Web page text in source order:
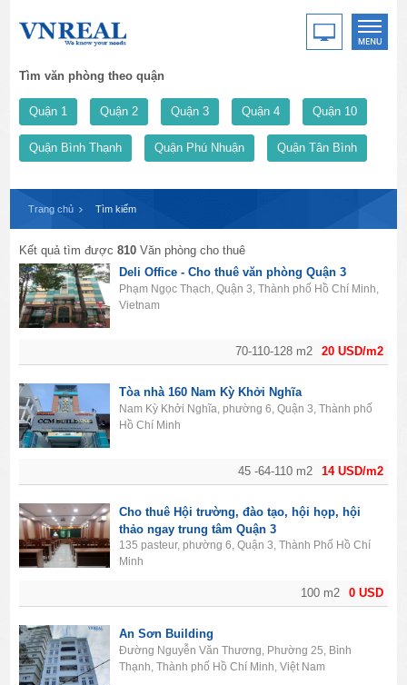
Tìm văn phòng theo quận
Quận 1 Quận 2 Quận 3 Quận 4 Quận 10
Quận Bình Thạnh Quận Phú Nhuận Quận Tân Bình
Trang chủ Tìm kiếm
Kết quả tìm được810 Văn phòng cho thuê
20 USD/m2
70-110-128 m2
Deli Office - Cho thuê văn phòng Quận 3
Phạm Ngọc Thạch, Quận 3, Thành phố Hồ Chí Minh,
Vietnam
14 USD/m2
45 -64-110 m2
Tòa nhà 160 Nam Kỳ Khởi Nghĩa
Nam Kỳ Khởi Nghĩa, phường 6, Quận 3, Thành phố
Hồ Chí Minh
0 USD
100 m2
Cho thuê Hội trường, đào tạo, hội họp, hội
thảo ngay trung tâm Quận 3
135 pasteur, phường 6, Quận 3, Thành Phố Hồ Chí
Minh
An Sơn Building
Đường Nguyễn Văn Thương, Phường 25, Bình
Thạnh, Thành phố Hồ Chí Minh, Việt Nam